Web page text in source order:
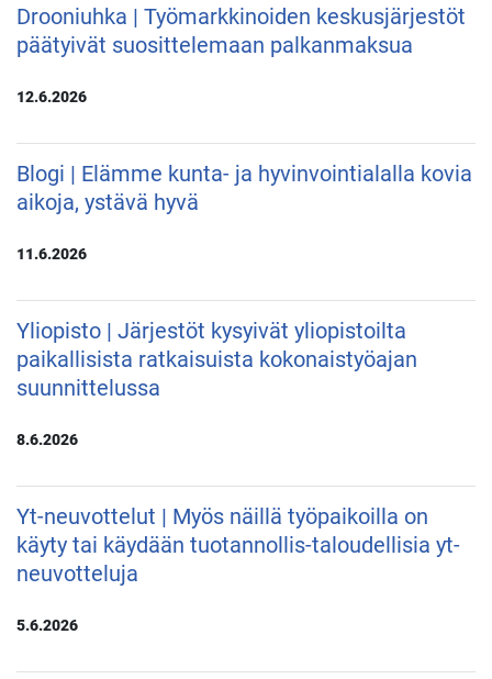
Drooniuhka | Työmarkkinoiden keskusjärjestöt
päätyivät suosittelemaan palkanmaksua
12.6.2026
Blogi | Elämme kunta- ja hyvinvointialalla kovia
aikoja, ystävä hyvä
11.6.2026
Yliopisto | Järjestöt kysyivät yliopistoilta
paikallisista ratkaisuista kokonaistyöajan
suunnittelussa
8.6.2026
Yt-neuvottelut | Myös näillä työpaikoilla on
käyty tai käydään tuotannollis-taloudellisia yt-
neuvotteluja
5.6.2026